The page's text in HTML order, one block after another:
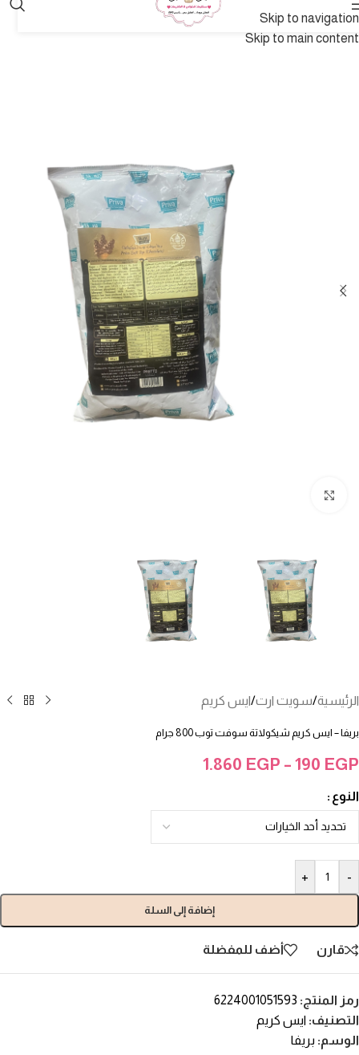
Skip to navigation
Skip to main content
الرئيسية/سويت ارت/ايس كريم
بريفا – ايس كريم شيكولاتة سوفت توب 800 جرام
190 EGP
–
1.860 EGP
النوع
-
+
إضافة إلى السلة
قارن أضف للمفضلة
رمز المنتج: 6224001051593
التصنيف: ايس كريم
الوسم: بريفا